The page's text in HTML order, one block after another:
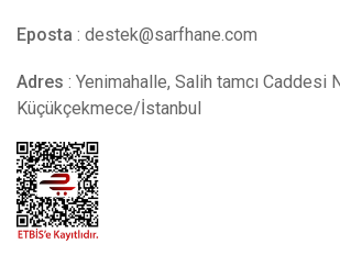
Eposta : destek@sarfhane.com
Adres : Yenimahalle, Salih tamcı Caddesi
Küçükçekmece/İstanbul